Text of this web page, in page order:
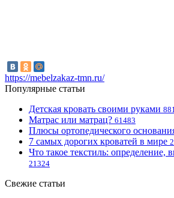
https://mebelzakaz-tmn.ru/
Популярные статьи
Детская кровать своими руками
Матрас или матрац? 61483
Плюсы ортопедического
7 самых дорогих кроватей в мире
Что такое текстиль: определение,
21324
Свежие статьи